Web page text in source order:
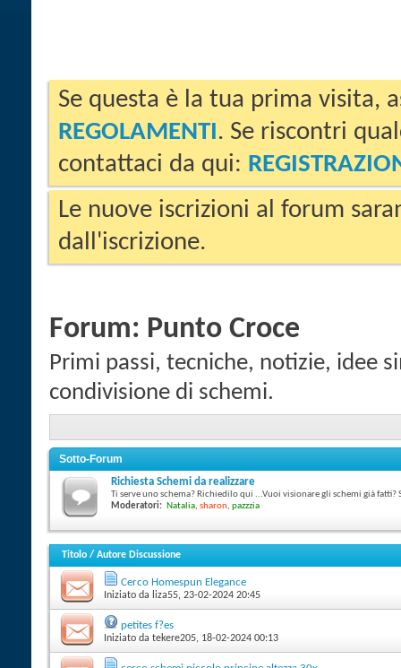
Se questa è la tua prima visita,
REGOLAMENTI. Se riscontri
contattaci da qui:
Le nuove iscrizioni al forum
dall'iscrizione.
Forum: Punto Croce
Primi passi, tecniche, notizie, idee
condivisione di schemi.
Sotto-Forum
Richiesta Schemi da realizzare
Ti serve uno schema? Richiedilo qui ...Vuoi visionare gli schemi già fatti?
Moderatori: Natalia, sharon, pazzzia
Titolo / Autore Discussione
Cerco Homespun Elegance
Iniziato da liza55‎, 23-02-2024 20:45
petites f?es
Iniziato da tekere205‎, 18-02-2024 00:13